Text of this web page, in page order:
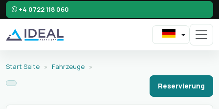
+4 0722 118 060
Start Seite » Fahrzeuge »
Reservierung